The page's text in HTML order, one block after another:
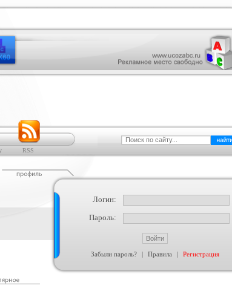
RSS
"GamePress"
Ucoz
Логин:
Пароль:
Забыли пароль? | Правила | Регистрация